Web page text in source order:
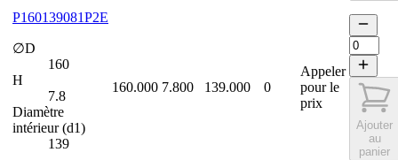
P160139081P2E
∅D
160
H
7.8
Diamètre
intérieur (d1)
139
160.000 7.800 139.000 0
Appeler
pour le
prix
Ajouter
au
panier